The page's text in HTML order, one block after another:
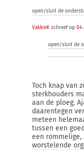
open/sluit de
VakkieK schreef op 04
open/sluit de
Toch knap van
sterkhouders
aan de ploeg.
daarentegen
meteen
tussen een
een
worstelende